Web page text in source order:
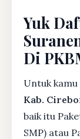
Yuk
Di
Untuk
Kab.
baik itu
SMP) atau